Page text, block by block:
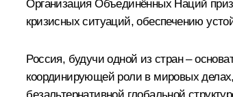
Организация Объединённых Наций
кризисных ситуаций, обеспечению
Россия, будучи одной из стран –
координирующей роли в мировых